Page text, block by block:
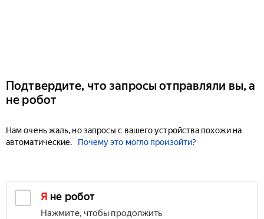
Подтвердите, что запросы отправляли вы, а
не робот
Нам очень жаль, но запросы с вашего устройства похожи на
автоматические.
Почему это могло произойти?
Я не робот
Нажмите, чтобы продолжить